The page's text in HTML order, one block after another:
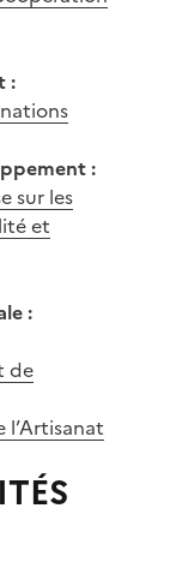
:
:
sur les
et
:
de
l’Artisanat